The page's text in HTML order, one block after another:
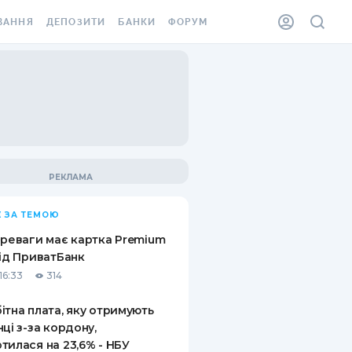
ВІНЬЄТКА
ВІД
ВИПАДКІВ
ДЕПОЗИТИ
ПИТАННЯ ТА ВІДПОВІДІ
ПУТІВНИКИ ПО
БАНКИ ФОРУМ
ЗА ТЕМОЮ
має картка Premium
ПриватБанк
314
плата, яку отримують
з-за кордону,
на 23,6% - НБУ